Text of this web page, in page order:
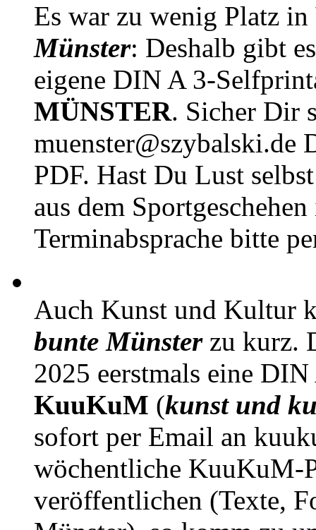
Es war zu wenig Platz in
Münster: Deshalb gibt
eigene DIN A 3-
MÜNSTER. Sicher Dir
muenster@szybalski.de
PDF. Hast Du Lust
aus dem
Terminabsprache bitte
Auch Kunst und Kultur
bunte Münsterzu kurz.
2025 eerstmals eine
KuuKuM (kunst und
sofort per Email an
wöchentliche KuuKuM-
veröffentlichen (Texte,